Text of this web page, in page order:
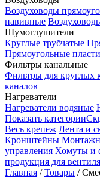
Воздуховоды
навивные
Шумоглушители
Круглые трубчатые
Прямоугольные
Фильтры канальные
Фильтры для круглых
каналов
Нагреватели
Нагреватели водяные
Показать категории
Весь крепеж Лента и
Кронштейны
управления Хомуты и
продукция для
Главная /Товары /